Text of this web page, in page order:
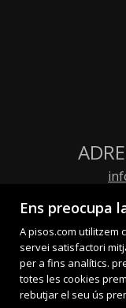
Ens preocupa
A pisos.com utilitzem
servei satisfactori
per a fins analítics.
totes les cookies
rebutjar el seu ús